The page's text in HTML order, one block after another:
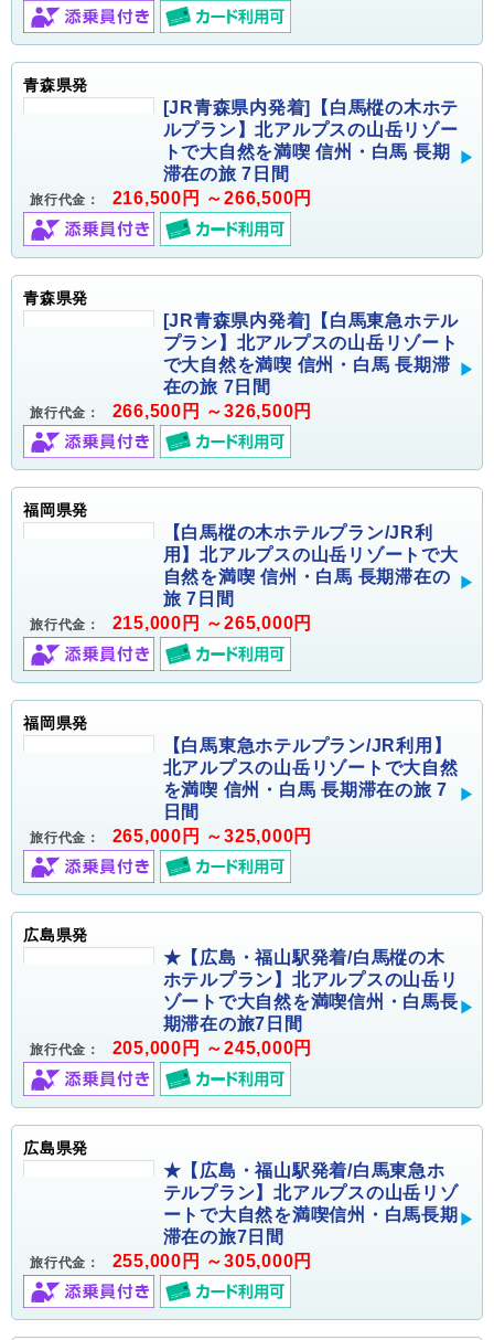
青森県発
[JR青森県内発着]【白馬樅の木ホテ
ルプラン】北アルプスの山岳リゾー
トで大自然を満喫 信州・白馬 長期
滞在の旅 7日間
旅行代金： 216,500円 ～266,500円
青森県発
[JR青森県内発着]【白馬東急ホテル
プラン】北アルプスの山岳リゾート
で大自然を満喫 信州・白馬 長期滞
在の旅 7日間
旅行代金： 266,500円 ～326,500円
福岡県発
【白馬樅の木ホテルプラン/JR利
用】北アルプスの山岳リゾートで大
自然を満喫 信州・白馬 長期滞在の
旅 7日間
旅行代金： 215,000円 ～265,000円
福岡県発
【白馬東急ホテルプラン/JR利用】
北アルプスの山岳リゾートで大自然
を満喫 信州・白馬 長期滞在の旅 7
日間
旅行代金： 265,000円 ～325,000円
広島県発
★【広島・福山駅発着/白馬樅の木
ホテルプラン】北アルプスの山岳リ
ゾートで大自然を満喫信州・白馬長
期滞在の旅7日間
旅行代金： 205,000円 ～245,000円
広島県発
★【広島・福山駅発着/白馬東急ホ
テルプラン】北アルプスの山岳リゾ
ートで大自然を満喫信州・白馬長期
滞在の旅7日間
旅行代金： 255,000円 ～305,000円